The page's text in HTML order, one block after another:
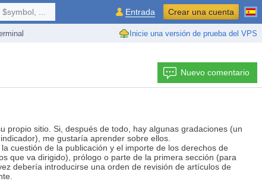
Inicie una versión de prueba del VPS
... Entrada Crear una cuenta
Nuevo comentario
sitio. Si, después de todo, hay algunas gradaciones (un
me gustaría aprender sobre ellos.
cuestión de la publicación y el importe de los derechos de
que va dirigido), prólogo o parte de la primera sección (para
debería introducirse una orden de revisión de artículos de